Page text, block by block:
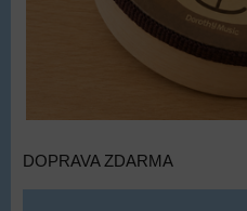
DOPRAVA ZDARMA